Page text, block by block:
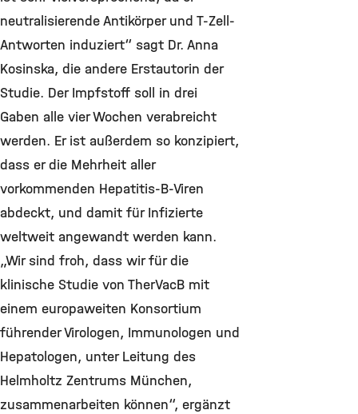
neutralisierende Antikörper und T-Zell-
Antworten induziert“ sagt Dr. Anna
Kosinska, die andere Erstautorin der
Studie. Der Impfstoff soll in drei
Gaben alle vier Wochen verabreicht
werden. Er ist außerdem so konzipiert,
dass er die Mehrheit aller
vorkommenden Hepatitis-B-Viren
abdeckt, und damit für Infizierte
weltweit angewandt werden kann.
„Wir sind froh, dass wir für die
klinische Studie von TherVacB mit
einem europaweiten Konsortium
führender Virologen, Immunologen und
Hepatologen, unter Leitung des
Helmholtz Zentrums München,
zusammenarbeiten können“, ergänzt